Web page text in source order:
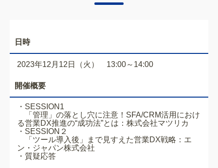
日時
2023年12月12日（火） 13:00～14:00
開催概要
・ SESSION1
「管理」の落とし穴に注意！SFA/CRM活用におけ
る営業DX推進の“成功法”とは：株式会社マツリカ
・ SESSION２
「ツール導入後」まで見すえた営業DX戦略 ：エ
ン・ジャパン株式会社
・質疑応答